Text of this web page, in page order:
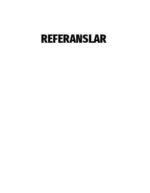
REFERANSLAR